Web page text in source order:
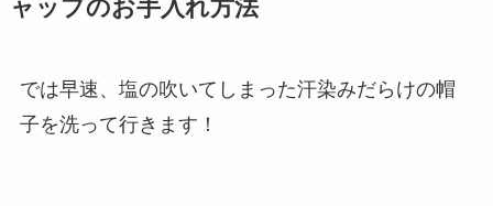
ャップのお手入れ方法
では早速、塩の吹いてしまった汗染みだらけの帽
子を洗って行きます！